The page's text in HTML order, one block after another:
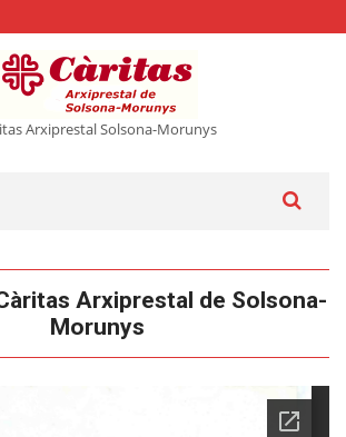
Arxiprestal Solsona-Morunys
Arxiprestal de Solsona-
Morunys